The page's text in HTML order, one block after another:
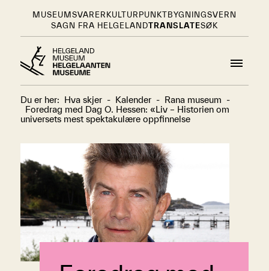
MUSEUMSVARER KULTURPUNKT BYGNINGSVERN
SAGN FRA HELGELANDTRANSLATESØK
Du er her: Hva skjer - Kalender - Rana museum -
Foredrag med Dag O. Hessen: «Liv – Historien om
universets mest spektakulære oppfinnelse